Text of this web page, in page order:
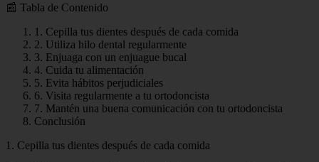
📰 Tabla de Contenido
1. Cepilla tus dientes después de cada comida
2. Utiliza hilo dental regularmente
3. Enjuaga con un enjuague bucal
4. Cuida tu alimentación
5. Evita hábitos perjudiciales
6. Visita regularmente a tu ortodoncista
7. Mantén una buena comunicación con tu ortodoncista
Conclusión
1. Cepilla tus dientes después de cada comida